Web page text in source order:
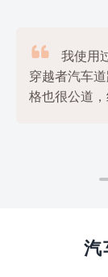

我使用
穿越者汽车
格也很公道
汽